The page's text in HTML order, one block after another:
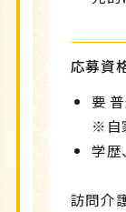
応募資
要
※自
学歴
訪問介